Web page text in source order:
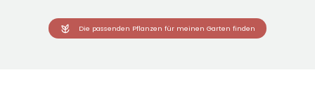
Die passenden Pflanzen für meinen Garten finden